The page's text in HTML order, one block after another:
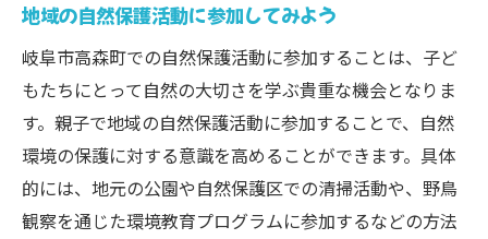
地域の自然保護活動に参加してみよう
岐阜市高森町での自然保護活動に参加することは、子ど
もたちにとって自然の大切さを学ぶ貴重な機会となりま
す。親子で地域の自然保護活動に参加することで、自然
環境の保護に対する意識を高めることができます。具体
的には、地元の公園や自然保護区での清掃活動や、野鳥
観察を通じた環境教育プログラムに参加するなどの方法